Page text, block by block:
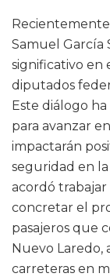
Samuel
significativo en
diputados
Este diálogo
para avanzar
impactarán
seguridad en
acordó trabajar
concretar el
pasajeros que
Nuevo Laredo,
carreteras en